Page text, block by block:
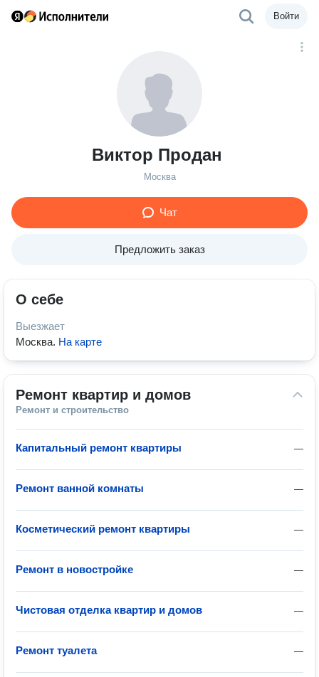
Войти
Виктор Продан
Москва
Чат
Предложить заказ
О себе
Выезжает
Москва. На карте
Ремонт квартир и домов
Ремонт и строительство
—
Капитальный ремонт квартиры
—
Ремонт ванной комнаты
—
Косметический ремонт квартиры
—
Ремонт в новостройке
—
Чистовая отделка квартир и домов
—
Ремонт туалета